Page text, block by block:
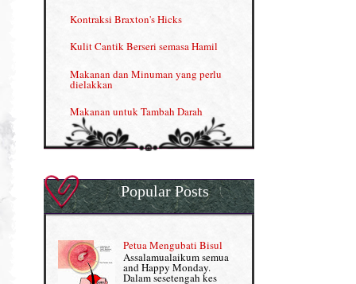
Nutrisi untuk Ikhtiar Hamil
OMEGA GUARD
Omega Guard: EPA & DHA for kids
OSTEMATRIX
Pantang Larang dalam Pengambilan
Vitamin
Penjagaan Rambut: Prosante Hair Care
Persediaan Haji & Umrah
Kontraksi Braxton's Hicks
Kulit Cantik Berseri semasa Hamil
Makanan dan Minuman yang perlu
dielakkan
Makanan untuk Tambah Darah
Masalah HB rendah?
Normal VS Czer
Pemakanan Semasa Hamil
Penyusuan Bayi
Perkembangan Minda Bayi
Popular Posts
Petua Mengubati Bisul
Assalamualaikum semua
and Happy Monday.
Dalam sesetengah kes